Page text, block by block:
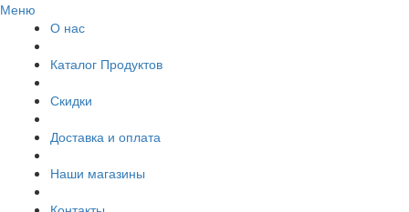
Меню
О нас
Каталог Продуктов
Скидки
Доставка и оплата
Наши магазины